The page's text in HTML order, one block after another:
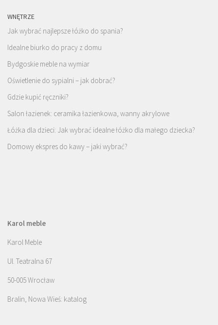
WNĘTRZE
Jak wybrać najlepsze łóżko do spania?
Idealne biurko do pracy z domu
Bydgoskie meble na wymiar
Oświetlenie do sypialni – jak dobrać?
Gdzie kupić ręczniki?
Salon łazienek: ceramika łazienkowa, wanny akrylowe
Łóżka dla dzieci: Jak wybrać idealne łóżko dla małego dziecka?
Domowy ekspres do kawy – jaki wybrać?
Karol meble
Karol Meble
Ul. Teatralna 67
50-005 Wrocław
Bralin, Nowa Wieś: katalog